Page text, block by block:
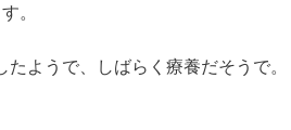
。
ようで、しばらく療養だそうで。